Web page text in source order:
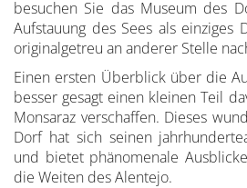
besuchen Sie das Museum des
Aufstauung des Sees als einziges
originalgetreu an anderer Stelle
Einen ersten Überblick über die
besser gesagt einen kleinen Teil
Monsaraz verschaffen. Dieses
Dorf hat sich seinen
und bietet phänomenale
die Weiten des Alentejo.